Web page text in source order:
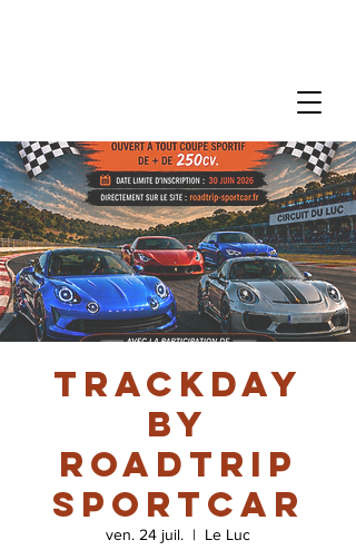
Trackday
by
Roadtrip
Sportcar
ven. 24 juil.
  |
Le Luc